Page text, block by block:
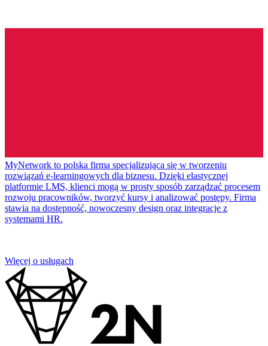
MyNetwork to polska firma specjalizująca się w tworzeniu
rozwiązań e-learningowych dla biznesu. Dzięki elastycznej
platformie LMS, klienci mogą w prosty sposób zarządzać procesem
rozwoju pracowników, tworzyć kursy i analizować postępy. Firma
stawia na dostępność, nowoczesny design oraz integracje z
systemami HR.
Więcej o usługach